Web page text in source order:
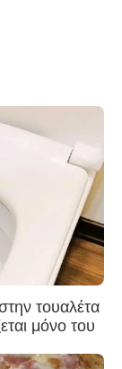
τουαλέτα
μόνο του